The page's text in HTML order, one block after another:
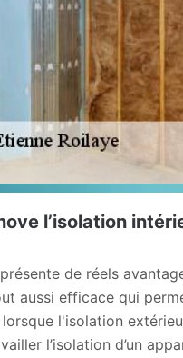
l’isolation
de réels
aussi efficace qui
l'isolation
l’isolation d’un